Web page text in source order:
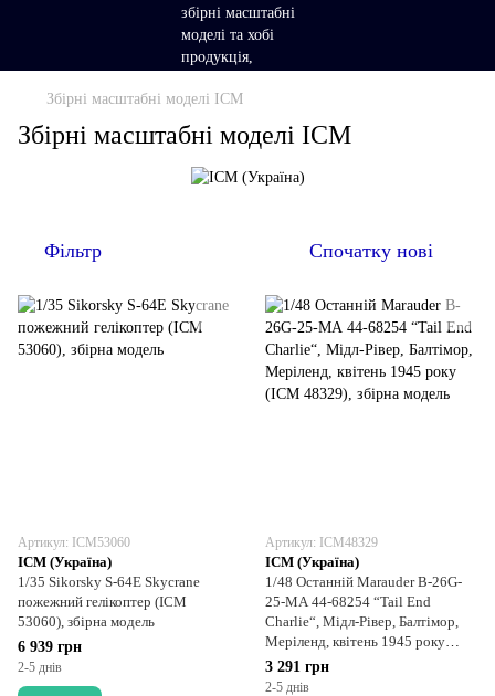
Збірні масштабні моделі ICM
Збірні масштабні моделі ICM
Фільтр Спочатку нові
Артикул: ICM53060
ICM (Україна)
1/35 Sikorsky S-64E Skycrane
пожежний гелікоптер (ICM
53060), збірна модель
6 939 грн
2-5 днів
Артикул: ICM48329
ICM (Україна)
1/48 Останній Marauder B-26G-
25-MA 44-68254 “Tail End
Charlie“, Мідл-Рівер, Балтімор,
Меріленд, квітень 1945 року
(ICM 48329), збірна модель
3 291 грн
2-5 днів